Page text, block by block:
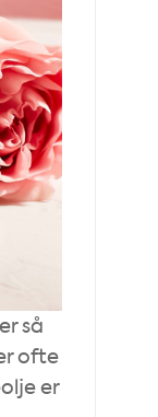
så
ofte
er